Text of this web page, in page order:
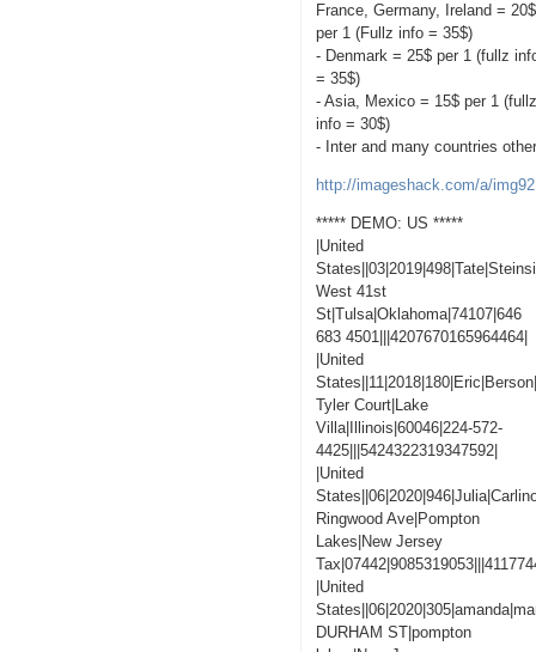
France, Germany, Ireland = 20$
per 1 (Fullz info = 35$)
- Denmark = 25$ per 1 (fullz
= 35$)
- Asia, Mexico = 15$ per 1
info = 30$)
- Inter and many countries
http://imageshack.com/a/
***** DEMO: US *****
|United
West 41st
St|Tulsa|Oklahoma|74107|646
683 4501|||4207670165964464|
|United
Tyler Court|Lake
Villa|Illinois|60046|224-572-
4425|||5424322319347592|
|United
Ringwood Ave|Pompton
Lakes|New Jersey
|United
DURHAM ST|pompton